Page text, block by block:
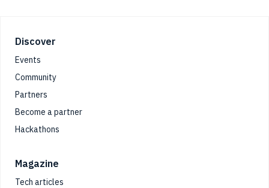
Footer
Discover
Events
Community
Partners
Become a partner
Hackathons
Magazine
Tech articles